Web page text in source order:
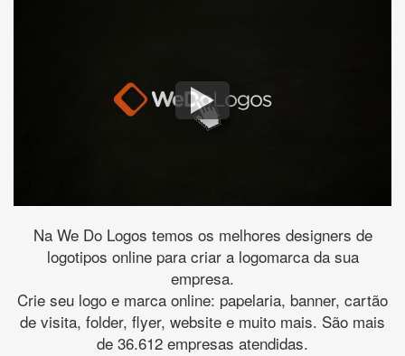
Na We Do Logos temos os melhores designers de
logotipos online para criar a logomarca da sua
empresa.
Crie seu logo e marca online: papelaria, banner, cartão
de visita, folder, flyer, website e muito mais. São mais
de 36.612 empresas atendidas.